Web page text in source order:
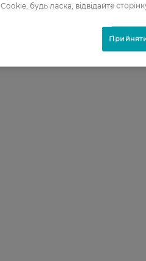
Cookie, будь ласка, відвідайте